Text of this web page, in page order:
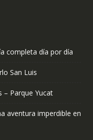
completa día por día
San Luis
– Parque Yucat
aventura imperdible en